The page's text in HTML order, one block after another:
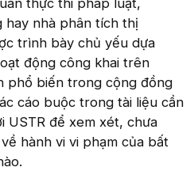
thực thi pháp luật,
hay nhà phân tích thị
trình bày chủ yếu dựa
động công khai trên
phổ biến trong cộng đồng
cáo buộc trong tài liệu cần
USTR để xem xét, chưa
hành vi vi phạm của bất